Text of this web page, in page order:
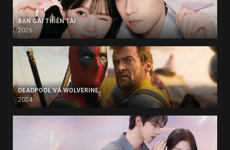
BẠN GÁI THIÊN TÀI
2026
DEADPOOL VÀ WOLVERINE
2024